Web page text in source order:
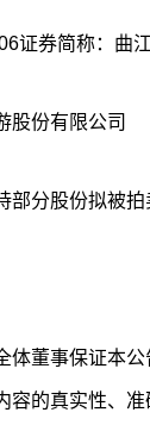
股份有限公司
部分股份拟被拍
体董事保证本
容的真实性、准